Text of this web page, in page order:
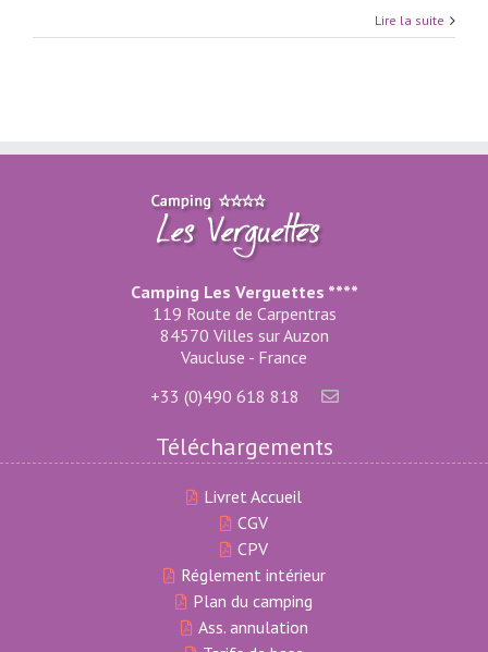
Lire la suite
Camping Les Verguettes ****
119 Route de Carpentras
84570 Villes sur Auzon
Vaucluse - France
+33 (0)490 618 818
Téléchargements
Livret Accueil
CGV
CPV
Réglement intérieur
Plan du camping
Ass. annulation